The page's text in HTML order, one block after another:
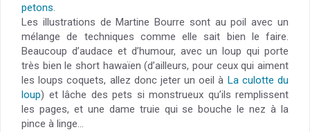
petons.
Les illustrations de Martine Bourre sont au poil avec un
mélange de techniques comme elle sait bien le faire.
Beaucoup d’audace et d’humour, avec un loup qui porte
très bien le short hawaïen (d’ailleurs, pour ceux qui aiment
les loups coquets, allez donc jeter un oeil à La culotte du
loup) et lâche des pets si monstrueux qu’ils remplissent
les pages, et une dame truie qui se bouche le nez à la
pince à linge…